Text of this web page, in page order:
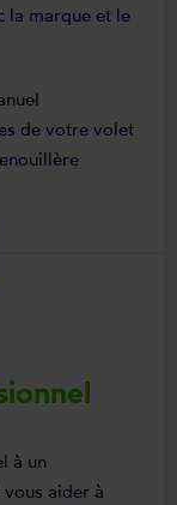
la marque et le
de votre volet
à un
aider à